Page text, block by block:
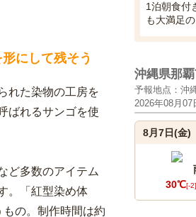
にして残そう
れた染物の工房を
ばれるサンゴを使
ど多数のアイテム
。「紅型染め体
の。制作時間は約
1泊朝食付
も大満足
沖縄県那
予報地点：沖
2026年08月07
8月7日(金)
30℃[-2]